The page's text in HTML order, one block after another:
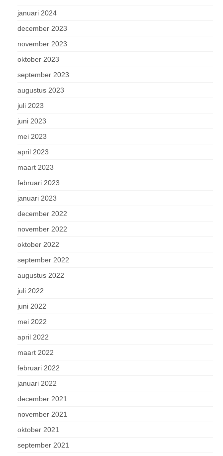
januari 2024
december 2023
november 2023
oktober 2023
september 2023
augustus 2023
juli 2023
juni 2023
mei 2023
april 2023
maart 2023
februari 2023
januari 2023
december 2022
november 2022
oktober 2022
september 2022
augustus 2022
juli 2022
juni 2022
mei 2022
april 2022
maart 2022
februari 2022
januari 2022
december 2021
november 2021
oktober 2021
september 2021